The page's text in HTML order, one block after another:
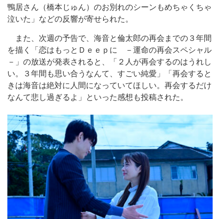
鴨居さん（橋本じゅん）のお別れのシーンもめちゃくちゃ
泣いた」などの反響が寄せられた。
また、次週の予告で、海音と倫太郎の再会までの３年間
を描く「恋はもっとＤｅｅｐに －運命の再会スペシャル
－」の放送が発表されると、「２人が再会するのはうれし
い。３年間も思い合うなんて、すごい純愛」「再会すると
きは海音は絶対に人間になっていてほしい。再会するだけ
なんて悲し過ぎるよ」といった感想も投稿された。